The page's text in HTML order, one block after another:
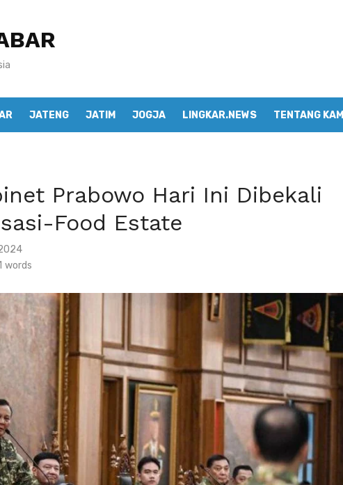
JATENG JATIM JOGJA LINGKAR.NEWS TENTANG KAMI
Prabowo Hari Ini Dibekali
Food Estate
words